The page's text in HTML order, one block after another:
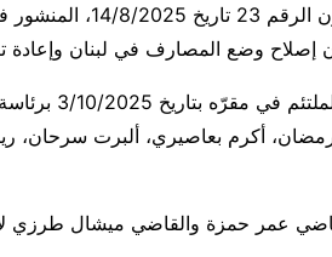
إنّ المجلس
أكرم بعاصيري، ألبرت سرحان،
عمر حمزة والقاضي ميشال طرزي